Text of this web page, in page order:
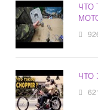
ЧТО
ЧТО